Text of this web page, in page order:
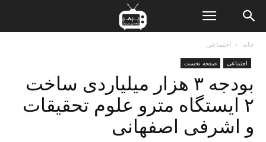
خانه اجتماعی
اجتماعی صفحه نخست
بودجه ۳ هزار ميلياردی ساخت
۲ ایستگاه مترو علوم تحقیقات
و اشرفی اصفهانی